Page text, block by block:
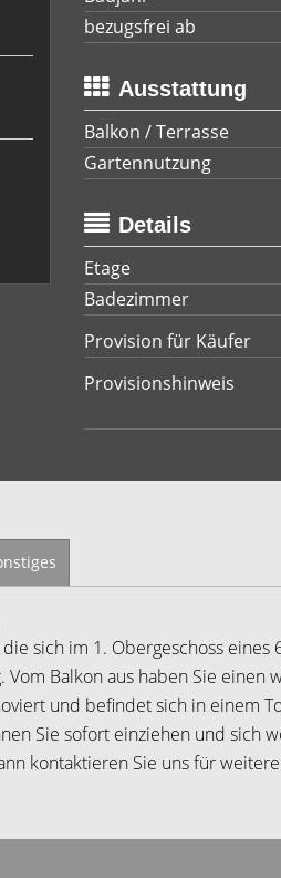
bezugsfrei ab
Ausstattung
Balkon / Terrasse
Gartennutzung
Details
Etage
Badezimmer
Provision für Käufer
Provisionshinweis
sich im 1. Obergeschoss eines
Balkon aus haben Sie einen
und befindet sich in einem
Sie sofort einziehen und sich
kontaktieren Sie uns für